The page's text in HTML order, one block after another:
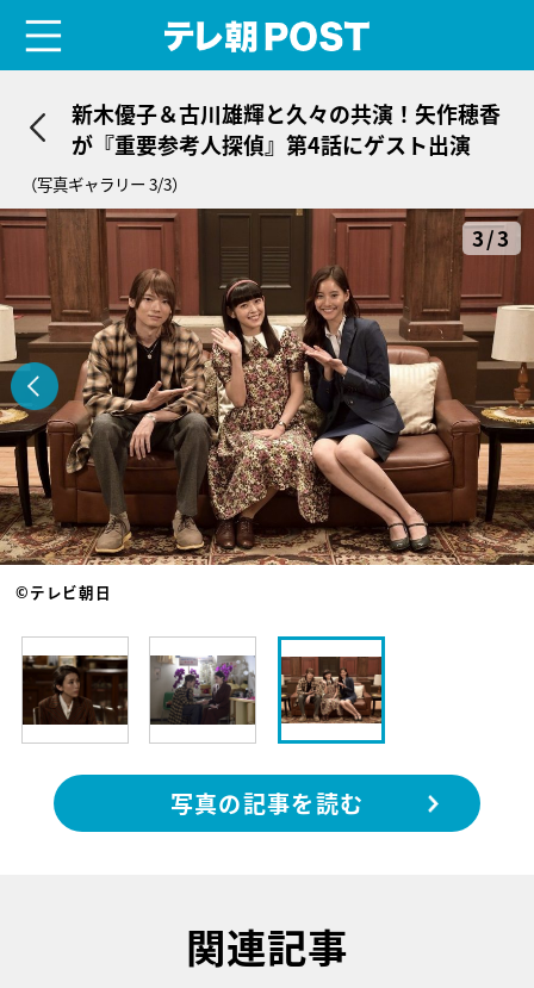
新木優子＆古川雄輝と久々の共演！矢作穂香
が『重要参考人探偵』第4話にゲスト出演
（写真ギャラリー 3/3）
3/3
©テレビ朝日
写真の記事を読む
関連記事